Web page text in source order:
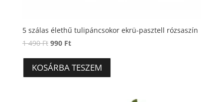
5 szálas élethű tulipáncsokor ekrü-pasztell rózsaszín
1 490Ft Original
was:
1
990 FtCurrent
is:
990 Ft.
KOSÁRBA TESZEM